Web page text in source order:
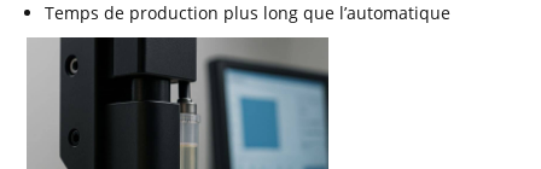
Temps de production plus long que l’automatique